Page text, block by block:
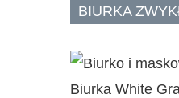
BIURKA
Biurka White